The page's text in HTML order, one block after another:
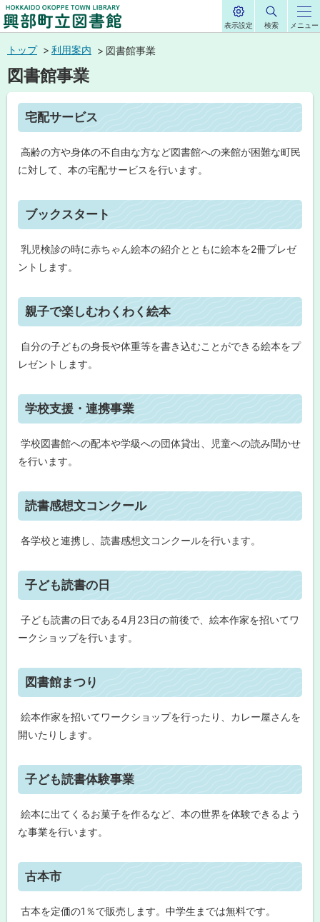
へ
興部町立図書館
HOKKAIDO OKOPPE TOWN LIBRARY
メニュー
表示設定 検索
トップ 利用案内 図書館事業
図書館事業
ペ
ー
ジ
内
目
次
配
サ
ー
ビ
ス
ブ
ク
ス
タ
ト
で
楽
し
わ
く
わ
本
校
・
連
業
想
文
ン
ク
ー
子
ど
読
書
の
図
書
館
ま
宅配サービス
高齢の方や身体の不自由な方など図書館への来館が困難な町民
に対して、本の宅配サービスを行います。
ト
ッ
プ
に
る
ブックスタート
乳児検診の時に赤ちゃん絵本の紹介とともに絵本を2冊プレゼ
ントします。
ト
ッ
プ
に
る
親子で楽しむわくわく絵本
自分の子どもの身長や体重等を書き込むことができる絵本をプ
レゼントします。
ト
ッ
プ
に
る
学校支援・連携事業
学校図書館への配本や学級への団体貸出、児童への読み聞かせ
を行います。
ト
ッ
プ
戻
る
読書感想文コンクール
各学校と連携し、読書感想文コンクールを行います。
ト
ッ
プ
る
子ども読書の日
子ども読書の日である4月23日の前後で、絵本作家を招いてワ
ークショップを行います。
ト
ッ
プ
に
る
図書館まつり
絵本作家を招いてワークショップを行ったり、カレー屋さんを
開いたりします。
ト
ッ
プ
に
る
子ども読書体験事業
絵本に出てくるお菓子を作るなど、本の世界を体験できるよう
な事業を行います。
ト
ッ
プ
古本市
古本を定価の1％で販売します。中学生までは無料です。